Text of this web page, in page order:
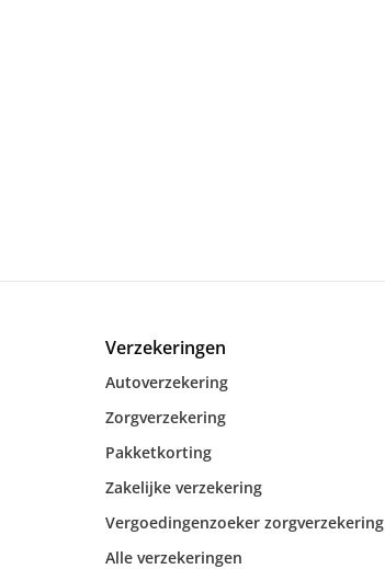
Verzekeringen
Autoverzekering
Zorgverzekering
Pakketkorting
Zakelijke verzekering
Vergoedingenzoeker zorgverzekering
Alle verzekeringen